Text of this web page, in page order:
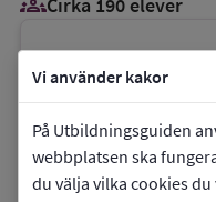
Vi använder kakor
På Utbildningsguiden
webbplatsen ska
du välja vilka cookies
Vill du
phoneTelefon:046-
mailE-post:
link Webbplats: